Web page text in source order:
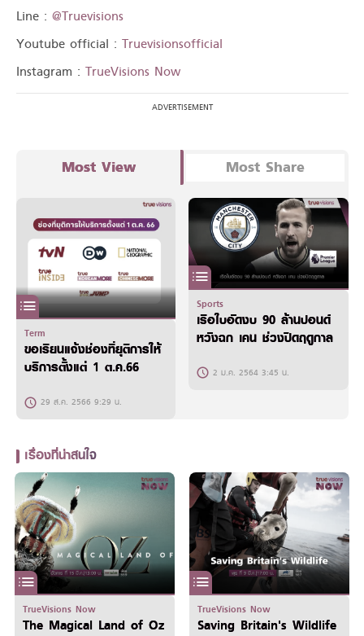
Line : @Truevisions
Youtube official : Truevisionsofficial
Instagram : TrueVisions Now
Most View Most Share
Term
ขอเรียนแจ้งช่องที่ยุติการให้
บริการตั้งแต่ 1 ต.ค.66
29 ส.ค. 2566 9:29 น.
Sports
เรือใบอัดงบ 90 ล้านปอนด์
หวังฉก เคน ช่วงปิดฤดูกาล
2 ม.ค. 2564 3:45 น.
เรื่องที่น่าสนใจ
TrueVisions Now
The Magical Land of Oz
TrueVisions Now
Saving Britain's Wildlife